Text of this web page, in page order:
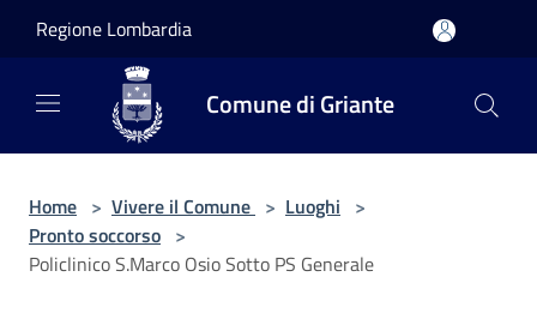
Regione Lombardia
Comune di Griante
Home > Vivere il Comune > Luoghi >
Pronto soccorso >
Policlinico S.Marco Osio Sotto PS Generale